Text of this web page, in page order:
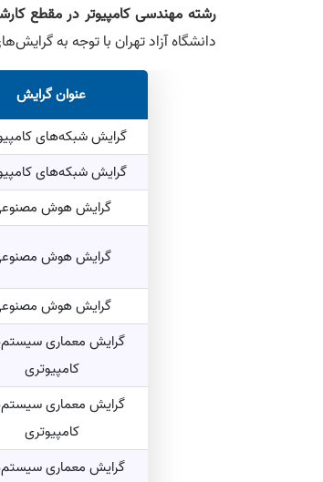
رشته مهندسی کامپیوتر در مقطع
دانشگاه آزاد تهران با توجه به
عنوان گرایش
گرایش شبکه‌های
گرایش شبکه‌های
گرایش هوش
گرایش هوش
گرایش هوش
گرایش معماری
کامپیوتری
گرایش معماری
کامپیوتری
گرایش معماری